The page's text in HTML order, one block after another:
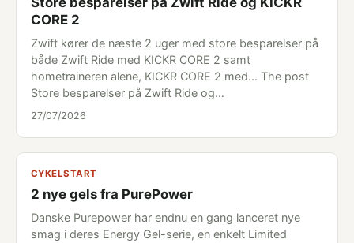
CORE 2
Zwift kører de næste 2 uger med store besparelser på
både Zwift Ride med KICKR CORE 2 samt
hometraineren alene, KICKR CORE 2 med... The post
Store besparelser på Zwift Ride og…
27/07/2026
CYKELSTART
2 nye gels fra PurePower
Danske Purepower har endnu en gang lanceret nye
smag i deres Energy Gel-serie, en enkelt Limited